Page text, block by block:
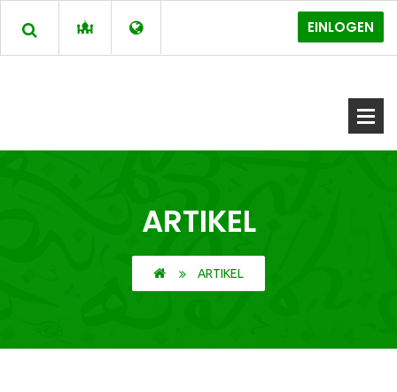
EINLOGEN
ARTIKEL
ARTIKEL